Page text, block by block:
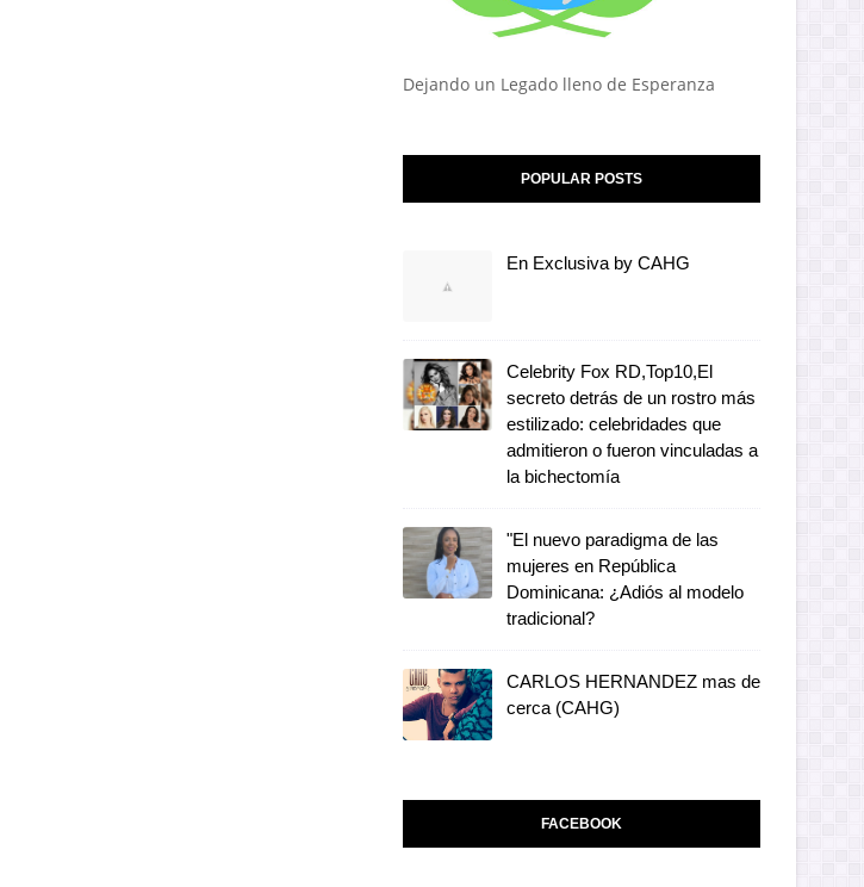
Dejando un Legado lleno de Esperanza
POPULAR POSTS
En Exclusiva by CAHG
Celebrity Fox RD,Top10,El
secreto detrás de un rostro más
estilizado: celebridades que
admitieron o fueron vinculadas a
la bichectomía
"El nuevo paradigma de las
mujeres en República
Dominicana: ¿Adiós al modelo
tradicional?
CARLOS HERNANDEZ mas de
cerca (CAHG)
FACEBOOK